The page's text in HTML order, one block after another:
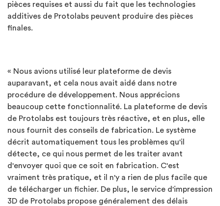
pièces requises et aussi du fait que les technologies
additives de Protolabs peuvent produire des pièces
finales.
« Nous avions utilisé leur plateforme de devis
auparavant, et cela nous avait aidé dans notre
procédure de développement. Nous apprécions
beaucoup cette fonctionnalité. La plateforme de devis
de Protolabs est toujours très réactive, et en plus, elle
nous fournit des conseils de fabrication. Le système
décrit automatiquement tous les problèmes qu'il
détecte, ce qui nous permet de les traiter avant
d'envoyer quoi que ce soit en fabrication. C'est
vraiment très pratique, et il n'y a rien de plus facile que
de télécharger un fichier. De plus, le service d'impression
3D de Protolabs propose généralement des délais